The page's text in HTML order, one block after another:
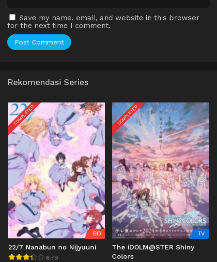
Save my name, email, and website in this browser
for the next time I comment.
Rekomendasi Series
COMPLETED
BD
22/7 Nanabun no Nijyuuni
6.79
COMPLETED
TV
The iDOLM@STER Shiny
Colors